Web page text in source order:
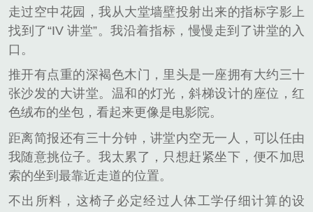
走过空中花园，我从大堂墙壁投射出来的指标字影上
找到了“IV 讲堂”。我沿着指标，慢慢走到了讲堂的入
口。
推开有点重的深褐色木门，里头是一座拥有大约三十
张沙发的大讲堂。温和的灯光，斜梯设计的座位，红
色绒布的坐包，看起来更像是电影院。
距离简报还有三十分钟，讲堂内空无一人，可以任由
我随意挑位子。我太累了，只想赶紧坐下，便不加思
索的坐到最靠近走道的位置。
不出所料，这椅子必定经过人体工学仔细计算的设